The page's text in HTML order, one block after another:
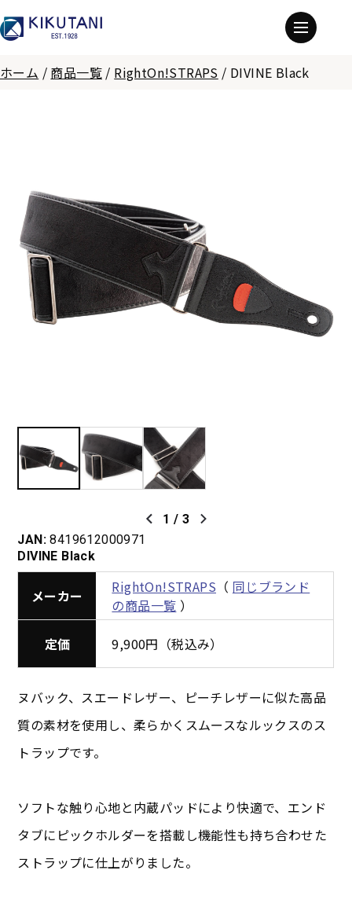
ホーム / 商品一覧 / RightOn!STRAPS / DIVINE Black
1 / 3
JAN: 8419612000971
DIVINE Black
メーカー RightOn!STRAPS （ 同じブランド
の商品一覧 ）
定価 9,900円（税込み）
ヌバック、スエードレザー、ピーチレザーに似た高品
質の素材を使用し、柔らかくスムースなルックスのス
トラップです。
ソフトな触り心地と内蔵パッドにより快適で、エンド
タブにピックホルダーを搭載し機能性も持ち合わせた
ストラップに仕上がりました。